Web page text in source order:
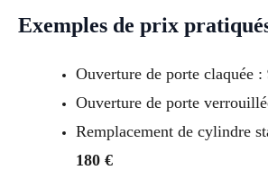
Exemples de prix
Ouverture de porte claquée :
Ouverture de porte
Remplacement de cylindre
180 €